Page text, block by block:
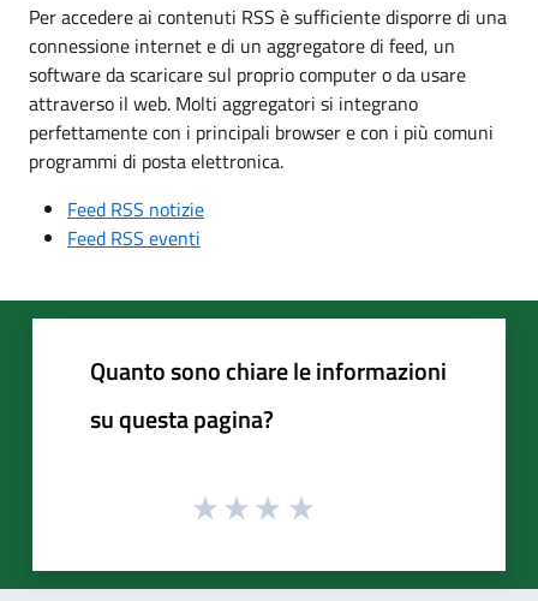
Per accedere ai contenuti RSS è sufficiente disporre di una
connessione internet e di un aggregatore di feed, un
software da scaricare sul proprio computer o da usare
attraverso il web. Molti aggregatori si integrano
perfettamente con i principali browser e con i più comuni
programmi di posta elettronica.
Feed RSS notizie
Feed RSS eventi
Quanto sono chiare le informazioni
su questa pagina?